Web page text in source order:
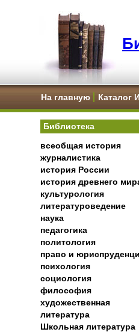
На главную Каталог
Библиотека
всеобщая история
журналистика
история России
история древнего
культурология
литературоведение
наука
педагогика
политология
право и
психология
социология
философия
художественная
литература
Школьная литература